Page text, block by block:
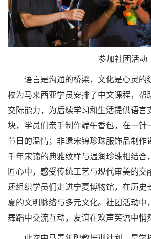
参加社团活动
语言是沟通的桥梁，文化是心灵的
校为马来西亚学员安排了中文课程，帮
交际能力，为后续学习和生活提供语言
块，学员们亲手制作端午香包，在一针
节日的温情；非遗宋锦珍珠服饰品制作
千年宋锦的典雅纹样与温润珍珠相结合
匠心中，感受传统工艺与现代审美的交
还组织学员们走进宁夏博物馆，在历史
夏的文明脉络与多元文化。社团活动中
舞蹈中交流互动，友谊在欢声笑语中悄